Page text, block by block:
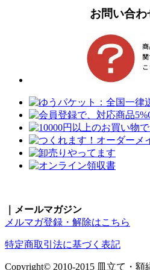
お問い合
｜メールマガジン
メルマガ登録・解除はこちら
特定商取引法に基づく表記
Copyright© 2010-2015 皿立て・